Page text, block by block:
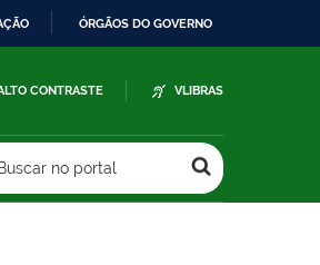
ÓRGÃOS DO GOVERNO
CONTRASTE VLIBRAS
Buscar no portal